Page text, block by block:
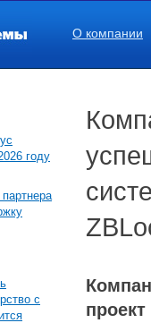
О компании
году
с